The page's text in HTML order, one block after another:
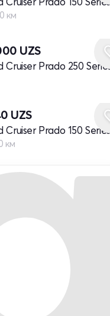
км
UZS
Prado 250 Series
UZS
км